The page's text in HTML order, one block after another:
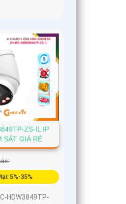
ZS-IL IP
SÁT GIÁ RẺ
5%-35%
HDW3849TP-